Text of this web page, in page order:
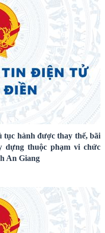
tục hành được thay thế, bãi
dựng thuộc phạm vi chức
An Giang